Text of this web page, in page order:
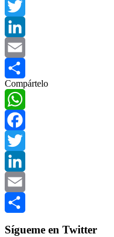
Facebook
Twitter
LinkedIn
Email
Compartir
Compártelo
WhatsApp
Facebook
Twitter
LinkedIn
Email
Compartir
Sígueme en Twitter